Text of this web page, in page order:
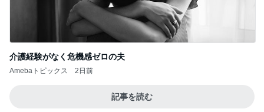
介護経験がなく危機感ゼロの夫
Amebaトピックス 2日前
記事を読む